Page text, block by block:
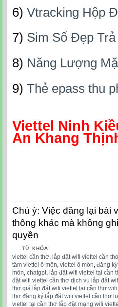
6) Vtracking Hộp
7) Sim Số Đẹp
8) Năng Lượng
9) Thẻ epass thu
Viettel Ninh
An Khang
Chú ý: Việc đăng lại bài
thông khác mà không
quyền
TỪ KHÓA:
viettel cần thơ lắp đặt wifi viettel cần
tâm viettel ô môn viettel ô môn đăng
môn chatgpt lắp đặt wifi viettel tại cần
đặt wifi viettel cần thơ dịch vụ lắp đặt
thơ giá lắp đặt wifi viettel tại cần thơ
thơ đăng ký lắp đặt wifi viettel cần thơ
viettel tại cần thơ lắp đặt mạng wifi